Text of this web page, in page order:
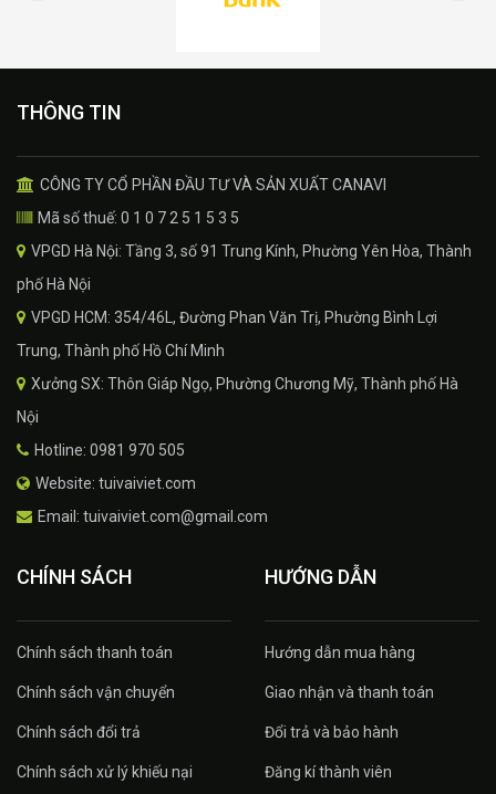
THÔNG TIN
CÔNG TY CỔ PHẦN ĐẦU TƯ VÀ SẢN XUẤT CANAVI
Mã số thuế: 0 1 0 7 2 5 1 5 3 5
VPGD Hà Nội: Tầng 3, số 91 Trung Kính, Phường Yên Hòa, Thành
phố Hà Nội
VPGD HCM: 354/46L, Đường Phan Văn Trị, Phường Bình Lợi
Trung, Thành phố Hồ Chí Minh
Xưởng SX: Thôn Giáp Ngọ, Phường Chương Mỹ, Thành phố Hà
Nội
Hotline: 0981 970 505
Website: tuivaiviet.com
Email: tuivaiviet.com@gmail.com
CHÍNH SÁCH
Chính sách thanh toán
Chính sách vận chuyển
Chính sách đổi trả
Chính sách xử lý khiếu nại
HƯỚNG DẪN
Hướng dẫn mua hàng
Giao nhận và thanh toán
Đổi trả và bảo hành
Đăng kí thành viên